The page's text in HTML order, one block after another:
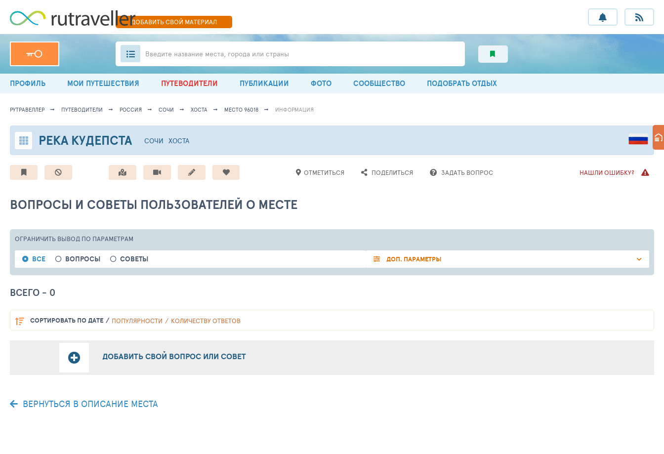
ДОБАВИТЬСВОЙ МАТЕРИАЛ
Введите название места, города или страны
ПРОФИЛЬ МОИ ПУТЕШЕСТВИЯ ПУТЕВОДИТЕЛИ ПУБЛИКАЦИИ ФОТО СООБЩЕСТВО ПОДОБРАТЬ ОТДЫХ
РУТРАВЕЛЛЕР ПУТЕВОДИТЕЛИ РОССИЯ СОЧИ ХОСТА МЕСТО 96018 ИНФОРМАЦИЯ
РЕКА КУДЕПСТА СОЧИ ХОСТА
ОТМЕТИТЬСЯ ПОДЕЛИТЬСЯ ЗАДАТЬ ВОПРОС НАШЛИ ОШИБКУ?
ВОПРОСЫ И СОВЕТЫ ПОЛЬЗОВАТЕЛЕЙ О МЕСТЕ
ОГРАНИЧИТЬ ВЫВОД ПО ПАРАМЕТРАМ
ВСЕ ВОПРОСЫ СОВЕТЫ ДОП. ПАРАМЕТРЫ
ВСЕГО - 0
СОРТИРОВАТЬ ПО ДАТЕ ПОПУЛЯРНОСТИ КОЛИЧЕСТВУ ОТВЕТОВ
ДОБАВИТЬ СВОЙ ВОПРОС ИЛИ СОВЕТ
ВЕРНУТЬСЯ В ОПИСАНИЕ МЕСТА